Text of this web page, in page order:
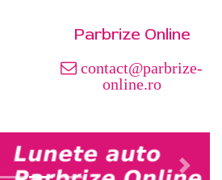
Parbrize Online
contact@parbrize-
online.ro